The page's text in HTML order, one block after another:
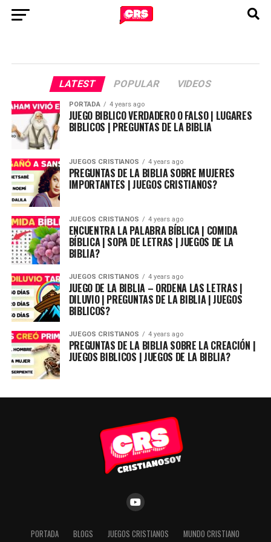
LATEST POPULAR VIDEOS
PORTADA 4 years ago
JUEGO BIBLICO VERDADERO O FALSO | LUGARES
BIBLICOS | PREGUNTAS DE LA BIBLIA
JUEGOS CRISTIANOS 4 years ago
PREGUNTAS DE LA BIBLIA SOBRE MUJERES
IMPORTANTES | JUEGOS CRISTIANOS?
JUEGOS CRISTIANOS 4 years ago
ENCUENTRA LA PALABRA BÍBLICA | COMIDA
BÍBLICA | SOPA DE LETRAS | JUEGOS DE LA
BIBLIA?
JUEGOS CRISTIANOS 4 years ago
JUEGO DE LA BIBLIA – ORDENA LAS LETRAS |
DILUVIO | PREGUNTAS DE LA BIBLIA | JUEGOS
BIBLICOS?
JUEGOS CRISTIANOS 4 years ago
PREGUNTAS DE LA BIBLIA SOBRE LA CREACIÓN |
JUEGOS BIBLICOS | JUEGOS DE LA BIBLIA?
PORTADA BLOGS JUEGOS CRISTIANOS MUNDO CRISTIANO